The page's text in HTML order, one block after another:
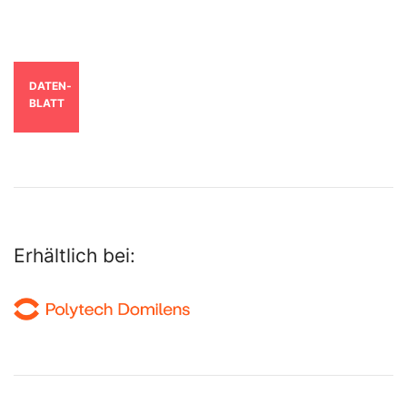
DATEN­
BLATT
Erhältlich bei: